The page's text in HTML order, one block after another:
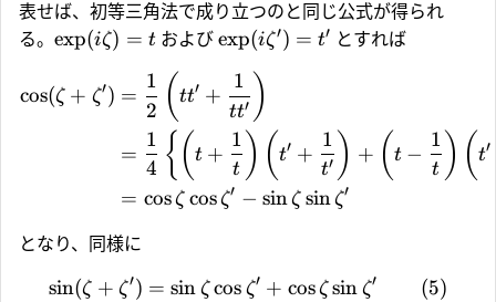
表せば、初等三角法で成り立つのと同じ公式が得られ
る。 exp(iζ) = t およびexp(iζ′) = t′ とすれば
cos(ζ + ζ′) =
2
1 ( tt′ +
tt′
1 )
=
4
1 { ( t +
t
1 ) (t′ +
t′
1 ) + ( t −
t
1 ) (t′
= cosζ cosζ′ − sinζ sinζ′
となり、同様に
sin(ζ + ζ′) = sin ζ cos ζ′ + cosζ sin ζ′ (5)